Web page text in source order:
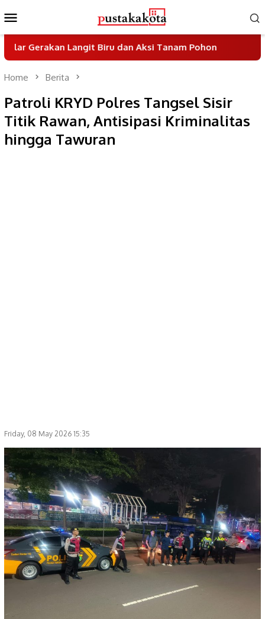
to
contentMenu
Langit Biru dan Aksi Tanam Pohon Sayembara
Home Berita
Patroli KRYD Polres Tangsel Sisir
Titik Rawan, Antisipasi Kriminalitas
hingga Tawuran
Friday, 08 May 2026 15:35